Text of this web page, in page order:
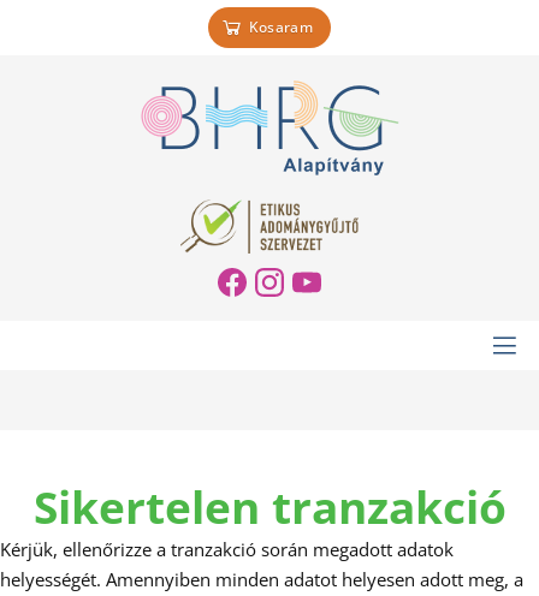
Kosaram
Sikertelen tranzakció
Kérjük, ellenőrizze a tranzakció során megadott adatok
helyességét. Amennyiben minden adatot helyesen adott meg, a